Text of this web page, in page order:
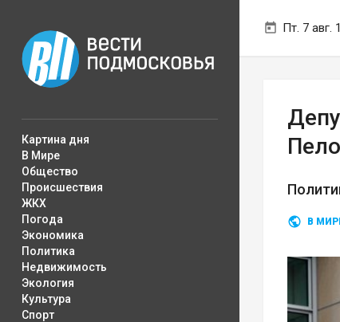
Пт. 7 авг.
Картина дня
В Мире
Общество
Происшествия
ЖКХ
Погода
Экономика
Политика
Недвижимость
Экология
Культура
Спорт
В